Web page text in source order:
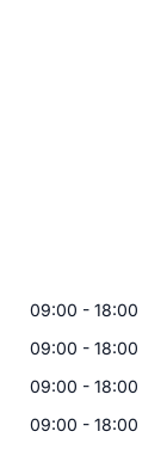
09:00 - 18:00
09:00 - 18:00
09:00 - 18:00
09:00 - 18:00